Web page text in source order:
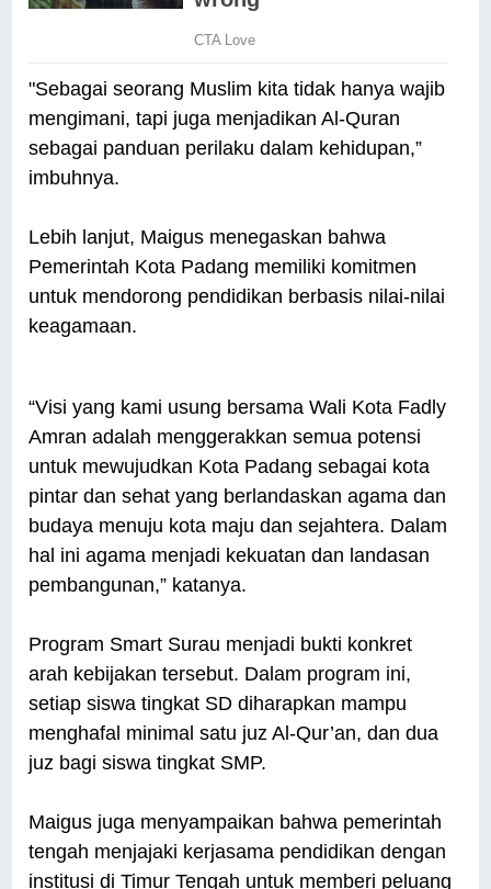
"Sebagai seorang Muslim kita tidak hanya wajib
mengimani, tapi juga menjadikan Al-Quran
sebagai panduan perilaku dalam kehidupan,”
imbuhnya.
Lebih lanjut, Maigus menegaskan bahwa
Pemerintah Kota Padang memiliki komitmen
untuk mendorong pendidikan berbasis nilai-nilai
keagamaan.
“Visi yang kami usung bersama Wali Kota Fadly
Amran adalah menggerakkan semua potensi
untuk mewujudkan Kota Padang sebagai kota
pintar dan sehat yang berlandaskan agama dan
budaya menuju kota maju dan sejahtera. Dalam
hal ini agama menjadi kekuatan dan landasan
pembangunan,” katanya.
Program Smart Surau menjadi bukti konkret
arah kebijakan tersebut. Dalam program ini,
setiap siswa tingkat SD diharapkan mampu
menghafal minimal satu juz Al-Qur’an, dan dua
juz bagi siswa tingkat SMP.
Maigus juga menyampaikan bahwa pemerintah
tengah menjajaki kerjasama pendidikan dengan
institusi di Timur Tengah untuk memberi peluang